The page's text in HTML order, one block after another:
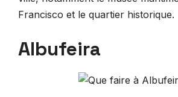
Francisco et le quartier historique.
Albufeira